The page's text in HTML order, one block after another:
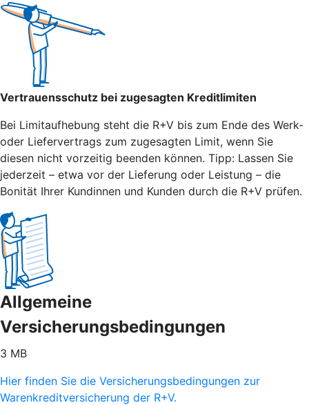
Vertrauensschutz bei zugesagten Kreditlimiten
Bei Limitaufhebung steht die R+V bis zum Ende des Werk-
oder Liefervertrags zum zugesagten Limit, wenn Sie
diesen nicht vorzeitig beenden können. Tipp: Lassen Sie
jederzeit – etwa vor der Lieferung oder Leistung – die
Bonität Ihrer Kundinnen und Kunden durch die R+V prüfen.
Allgemeine
Versicherungsbedingungen
3 MB
Hier finden Sie die Versicherungsbedingungen zur
Warenkreditversicherung der R+V.